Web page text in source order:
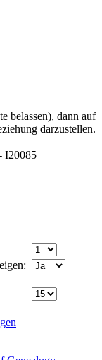
belassen), dann auf
darzustellen.
I20085